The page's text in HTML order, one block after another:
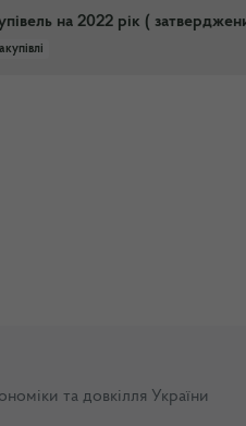
на 2022 рік (
та довкілля України